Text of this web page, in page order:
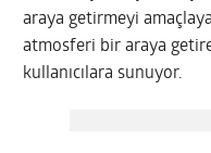
araya getirmeyi
atmosferi bir araya
kullanıcılara sunuyor.